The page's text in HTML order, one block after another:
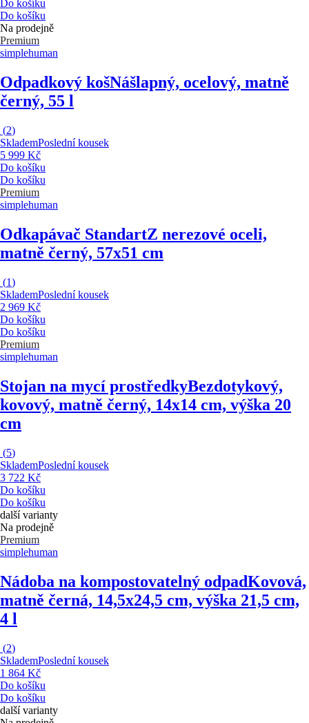
Do košíku
Do košíku
Na prodejně
Premium
simplehuman
Odpadkový košNášlapný, ocelový, matně
černý, 55 l
(2)
SklademPoslední kousek
5 999 Kč
Do košíku
Do košíku
Premium
simplehuman
Odkapávač StandartZ nerezové oceli,
matně černý, 57x51 cm
(1)
SklademPoslední kousek
2 969 Kč
Do košíku
Do košíku
Premium
simplehuman
Stojan na mycí prostředkyBezdotykový,
kovový, matně černý, 14x14 cm, výška 20
cm
(5)
SklademPoslední kousek
3 722 Kč
Do košíku
Do košíku
další varianty
Na prodejně
Premium
simplehuman
Nádoba na kompostovatelný odpadKovová,
matně černá, 14,5x24,5 cm, výška 21,5 cm,
4 l
(2)
SklademPoslední kousek
1 864 Kč
Do košíku
Do košíku
další varianty